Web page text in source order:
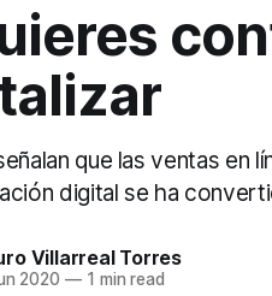
que las ventas en
digital se ha
Villarreal Torres
2020 —1 min read